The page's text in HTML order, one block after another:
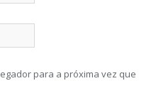
para a próxima vez que